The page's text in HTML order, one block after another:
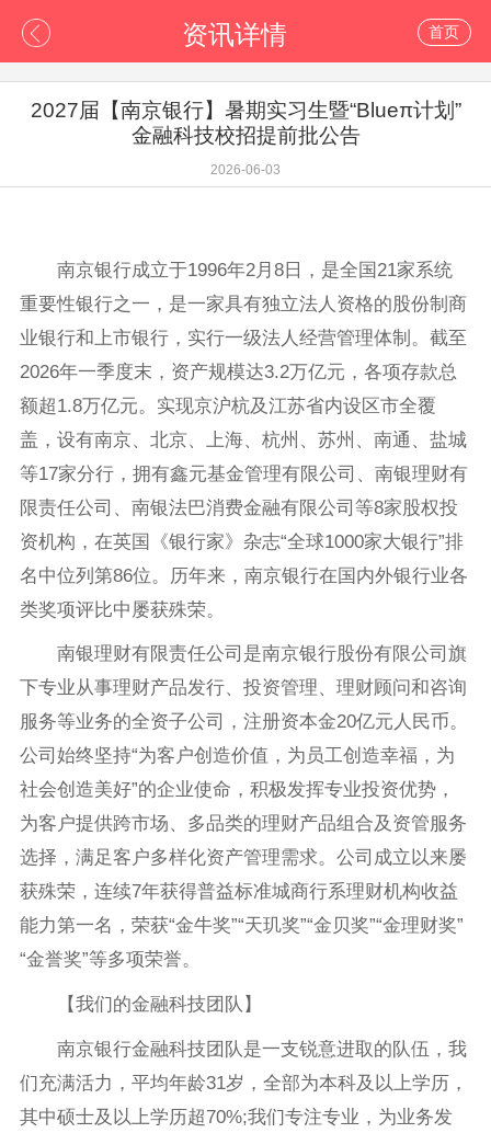
资讯详情 首页
2027届【南京银行】暑期实习生暨“Blueπ计划”
金融科技校招提前批公告
2026-06-03
南京银行成立于1996年2月8日，是全国21家系统
重要性银行之一，是一家具有独立法人资格的股份制商
业银行和上市银行，实行一级法人经营管理体制。截至
2026年一季度末，资产规模达3.2万亿元，各项存款总
额超1.8万亿元。实现京沪杭及江苏省内设区市全覆
盖，设有南京、北京、上海、杭州、苏州、南通、盐城
等17家分行，拥有鑫元基金管理有限公司、南银理财有
限责任公司、南银法巴消费金融有限公司等8家股权投
资机构，在英国《银行家》杂志“全球1000家大银行”排
名中位列第86位。历年来，南京银行在国内外银行业各
类奖项评比中屡获殊荣。
南银理财有限责任公司是南京银行股份有限公司旗
下专业从事理财产品发行、投资管理、理财顾问和咨询
服务等业务的全资子公司，注册资本金20亿元人民币。
公司始终坚持“为客户创造价值，为员工创造幸福，为
社会创造美好”的企业使命，积极发挥专业投资优势，
为客户提供跨市场、多品类的理财产品组合及资管服务
选择，满足客户多样化资产管理需求。公司成立以来屡
获殊荣，连续7年获得普益标准城商行系理财机构收益
能力第一名，荣获“金牛奖”“天玑奖”“金贝奖”“金理财奖”
“金誉奖”等多项荣誉。
【我们的金融科技团队】
南京银行金融科技团队是一支锐意进取的队伍，我
们充满活力，平均年龄31岁，全部为本科及以上学历，
其中硕士及以上学历超70%;我们专注专业，为业务发